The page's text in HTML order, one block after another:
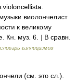
виолончелист
к великому
Кн. муз. 6. | В сравн.
галлицизмов
(см. это сл.).